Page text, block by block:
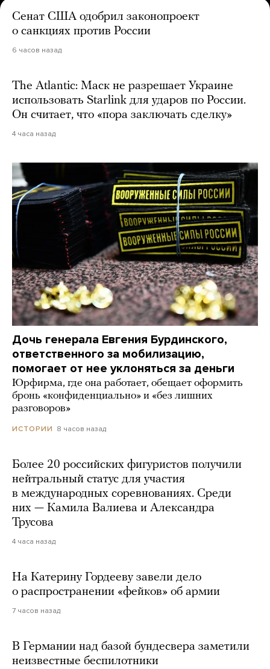
Сенат США одобрил законопроект
о санкциях против России
6 часов назад
The Atlantic: Маск не разрешает Украине
использовать Starlink для ударов по России.
Он считает, что «пора заключать сделку»
4 часа назад
Дочь генерала Евгения Бурдинского,
ответственного за мобилизацию,
помогает от нее уклоняться за деньги
Юрфирма, где она работает, обещает оформить
бронь «конфиденциально» и «без лишних
разговоров»
ИСТОРИИ 8 часов назад
Более 20 российских фигуристов получили
нейтральный статус для участия
в международных соревнованиях. Среди
них — Камила Валиева и Александра
Трусова
4 часа назад
На Катерину Гордееву завели дело
о распространении «фейков» об армии
7 часов назад
В Германии над базой бундесвера заметили
неизвестные беспилотники